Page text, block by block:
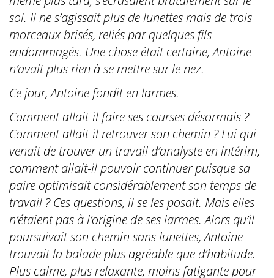
sol. Il ne s’agissait plus de lunettes mais de trois
morceaux brisés, reliés par quelques fils
endommagés. Une chose était certaine, Antoine
n’avait plus rien à se mettre sur le nez.
Ce jour, Antoine fondit en larmes.
Comment allait-il faire ses courses désormais ?
Comment allait-il retrouver son chemin ? Lui qui
venait de trouver un travail d’analyste en intérim,
comment allait-il pouvoir continuer puisque sa
paire optimisait considérablement son temps de
travail ? Ces questions, il se les posait. Mais elles
n’étaient pas à l’origine de ses larmes. Alors qu’il
poursuivait son chemin sans lunettes, Antoine
trouvait la balade plus agréable que d’habitude.
Plus calme, plus relaxante, moins fatigante pour